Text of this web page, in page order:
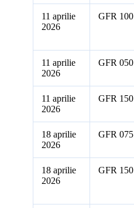
11 aprilie
2026
GFR 100
11 aprilie
2026
GFR 050
11 aprilie
2026
GFR 150
18 aprilie
2026
GFR 075
18 aprilie
2026
GFR 150